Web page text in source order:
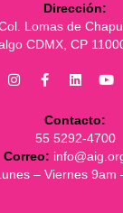
Dirección:
Lomas de
CDMX, CP
Contacto:
55 5292-4700
Correo:
– Viernes 9am